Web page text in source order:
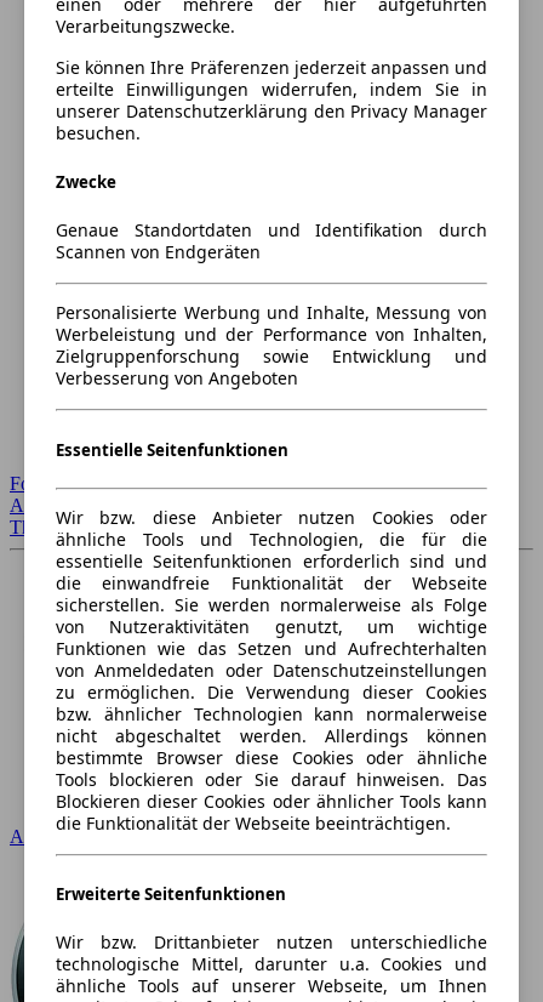
Forum Startseite
Alle Auto-Foren
Themen-Forum
Audi
Verarbeitungszwecke.
Sie können Ihre Präferenzen jederzeit anpassen und
erteilte Einwilligungen widerrufen, indem Sie in
unserer Datenschutzerklärung den Privacy Manager
besuchen.
Zwecke
Genaue Standortdaten und Identifikation durch
Scannen von Endgeräten
Personalisierte Werbung und Inhalte, Messung von
Werbeleistung und der Performance von Inhalten,
Zielgruppenforschung sowie Entwicklung und
Verbesserung von Angeboten
Essentielle Seitenfunktionen
Wir bzw. diese Anbieter nutzen Cookies oder
ähnliche Tools und Technologien, die für die
essentielle Seitenfunktionen erforderlich sind und
die einwandfreie Funktionalität der Webseite
sicherstellen. Sie werden normalerweise als Folge
von Nutzeraktivitäten genutzt, um wichtige
Funktionen wie das Setzen und Aufrechterhalten
von Anmeldedaten oder Datenschutzeinstellungen
zu ermöglichen. Die Verwendung dieser Cookies
bzw. ähnlicher Technologien kann normalerweise
nicht abgeschaltet werden. Allerdings können
bestimmte Browser diese Cookies oder ähnliche
Tools blockieren oder Sie darauf hinweisen. Das
Blockieren dieser Cookies oder ähnlicher Tools kann
die Funktionalität der Webseite beeinträchtigen.
Erweiterte Seitenfunktionen
Wir bzw. Drittanbieter nutzen unterschiedliche
technologische Mittel, darunter u.a. Cookies und
ähnliche Tools auf unserer Webseite, um Ihnen